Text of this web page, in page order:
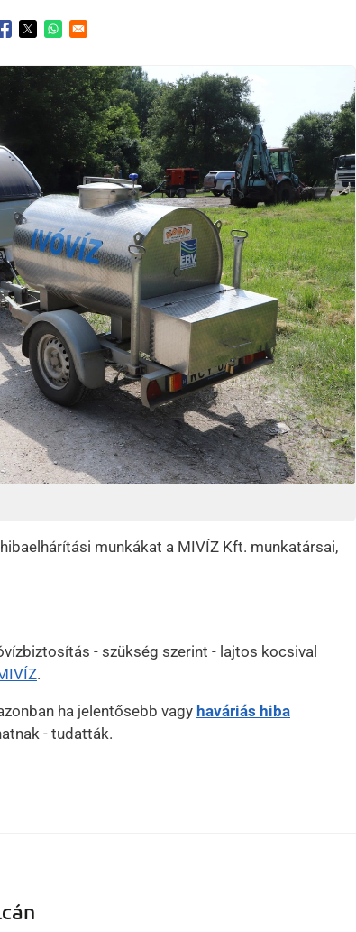
Opens in a new window
Opens in a new window
Opens in a new window
munkákat a MIVÍZ Kft. munkatársai,
- szükség szerint - lajtos kocsival
.
ha jelentősebb vagy haváriás hiba
- tudatták.